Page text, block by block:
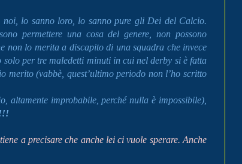
noi, lo sanno loro, lo sanno pure gli Dei del Calcio.
permettere una cosa del genere, non possono
non lo merita a discapito di una squadra che invece
solo per tre maledetti minuti in cui nel derby si è fatta
merito (vabbè, quest’ultimo periodo non l’ho scritto
altamente improbabile, perché nulla è impossibile),
a precisare che anche lei ci vuole sperare. Anche